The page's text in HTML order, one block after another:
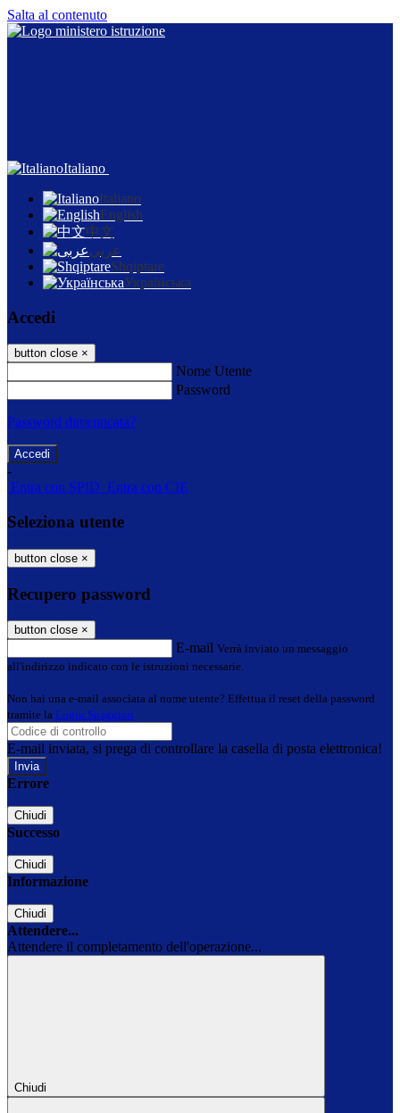
Salta al contenuto
Italiano
Italiano
English
中文
عربى
Shqiptare
Українська
Accedi
button close ×
Nome Utente
Password
Password dimenticata?
-
Entra con SPID Entra con CIE
Seleziona utente
button close ×
Recupero password
button close ×
E-mail Verrà inviato un messaggio
all'indirizzo indicato con le istruzioni necessarie.
Non hai una e-mail associata al nome utente? Effettua il reset della password
tramite la Login Spaggiari
E-mail inviata, si prega di controllare la casella di posta elettronica!
Errore
Chiudi
Successo
Chiudi
Informazione
Chiudi
Attendere...
Attendere il completamento dell'operazione...
Chiudi